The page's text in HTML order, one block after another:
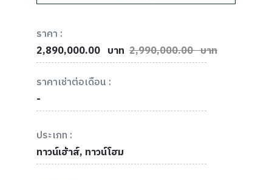
ราคา :
2,890,000.00 บาท 2,990,000.00 บาท
ราคาเช่าต่อเดือน :
-
ประเภท :
ทาวน์เฮ้าส์, ทาวน์โฮม